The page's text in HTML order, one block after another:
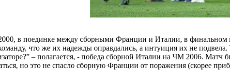
в поединке между сборными Франции и Италии, в финальном
что же их надежды оправдались, а интуиция их не
– полагается, - победа сборной Италии на ЧМ 2006.
но это не спасло сборную Франции от поражения (скорее